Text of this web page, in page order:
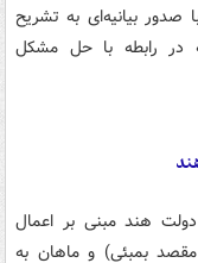
بیانیه‌ای به تشریح
در رابطه با حل مشکل
هند مبنی بر اعمال
بمبئی) و ماهان به